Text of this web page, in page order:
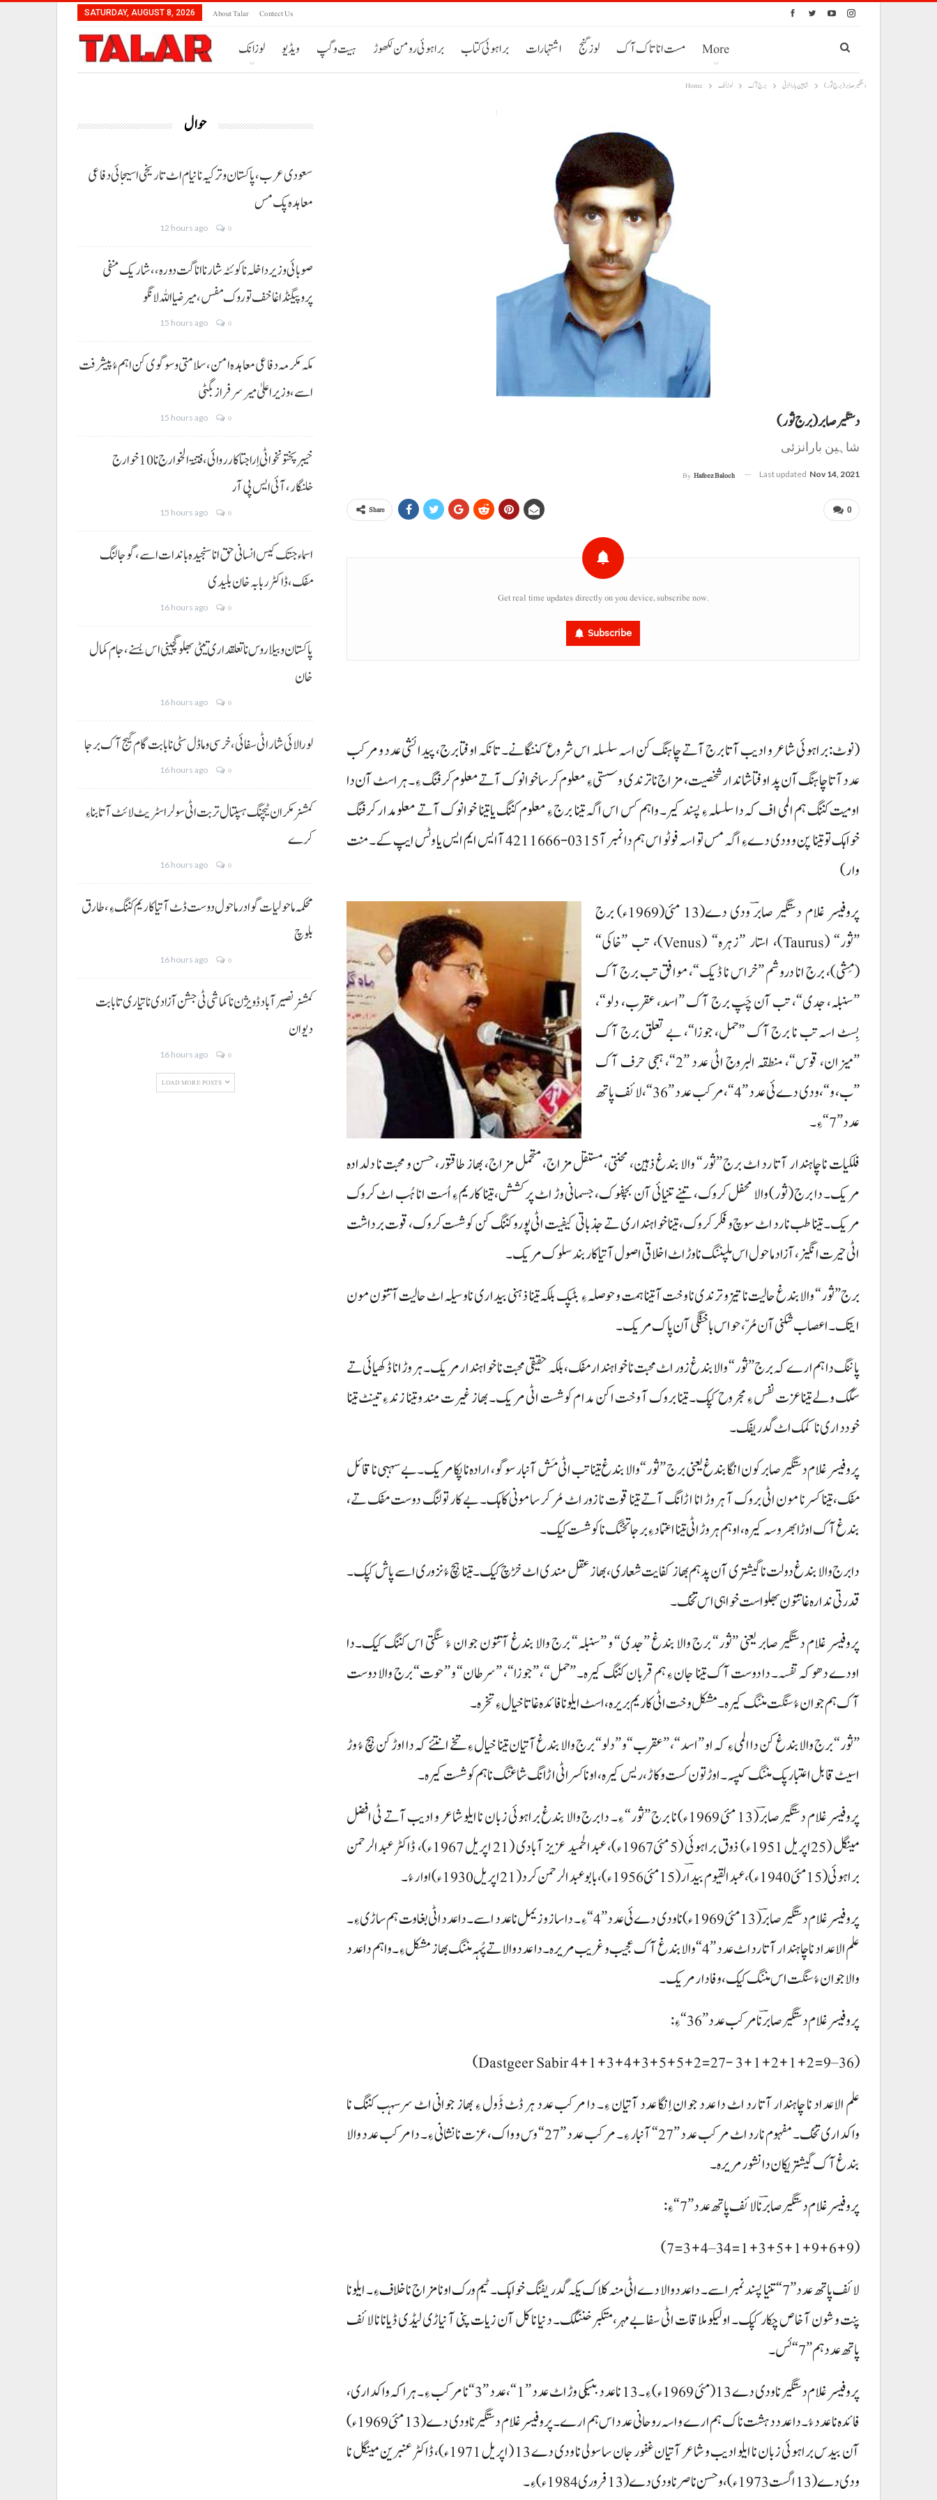
SATURDAY, AUGUST 8, 2026 About Talar Contect Us
لوزانک ویڈیو ہیت و گپ براہوئی رومن لکھوڑ براہوئی کتاب اشتہارات لوز گنج مست انا تاک آک More
Home لوزانک برج آک شاہین بارانزئی دستگیر صابر (برج ثور)
دستگیر صابر (برج ثور)
شاہین بارانزئی
By Hafeez Baloch Last updated Nov 14, 2021
0
Share
Get real time updates directly on you device, subscribe now.
Subscribe
(نوٹ: براہوئی شاعر و ادیب آتا برج آتے چاہنگ کن اسہ سلسلہ اس شروع کننگانے۔ تانکہ اوفتا برج، پیدائشی عدد و مرکب
عدد آتا چاہنگ آن پد اوفتا شاندار شخصیت، مزاج نا ترندی و سستی ءِ معلوم کرسا خوانوک آتے معلوم کرفنگ ءِ۔ ہر اسٹ آن دا
اومیت کننگ ہم المی اف کہ دا سلسلہ ءِ پسند کیر۔ واہم کس اس اگہ تینا برج ءِ معلوم کننگ یا تینا خوانوک آتے معلومدار کرفنگ
خواہک تو تینا پن و ودی دے ءِ اگہ مس تو اسہ فوٹو اس ہم دا نمبر آ 0315-4211666 آ ایس ایم ایس یا وٹس ایپ کے۔ منت
وار)
پروفیسر غلام دستگیر صابرؔ ودی دے(13 مئی(1969ء) برج
”ثور“ (Taurus)، استار ”زہرہ“ (Venus)، تب ”خاکی“
(مِشی)، برج انا دروشم ”خراس نا ڈیک“، موافق تب برج آک
”سنبلہ، جدی“، تب آن چَپ برج آک ”اسد، عقرب، دلو“،
بِسٹ اسہ تب نا برج آک ”حمل، جوزا“، بے تعلق برج آک
”میزان، قوس“، منطقہ البروج اٹی عدد ”2“، ہجی حرف آک
”ب، و“، ودی دے ئی عدد ”4“، مرکب عدد ”36“، لائف پاتھ
عدد ”7“ ءِ۔
فلکیات نا چاہندار آتا رد اٹ برج ”ثور“ والا بندغ ذہین، محنتی، مستقل مزاج، متحمل مزاج، بھاز طاقتور، حسن و محبت نا دلدادہ
مریک۔ دا برج (ثور) والا محفل کروک، تینے تنیائی آن بچفوک، جسمانی وڑ اٹ پرکشش، تینا کاریم ءِ اُست انا ہُب اٹ کروک
مریک۔ تینا طب نا رد اٹ سوچ و فکر کروک، تینا خواہنداری تے جذباتی کیفیت اٹی پورو کننگ کن کوشست کروک، قوت برداشت
اٹی حیرت انگیز، آزاد ماحول اس ملپننگ نا وڑ اٹ اخلاقی اصول آتیا کاربند سلوک مریک۔
برج ”ثور“ والا بندغ حالیت نا تیز و ترندی نا وخت آ تینا ہمت و حوصلہ ءِ بٹپک بلکہ تینا ذہنی بیداری نا وسیلہ اٹ حالیت آتتون مون
ایتک۔ اعصاب شکنی آن مُرّ، حواس باختگی آن پاک مریک۔
پاننگ دا ہم ارے کہ برج ”ثور“ والا بندغ زور اٹ محبت نا خواہندار مفک، بلکہ حقیقی محبت نا خواہندار مریک۔ ہر وڑ انا ڈکھیائی تے
سگک ولے تیناعزت نفس ءِ مجروح کپک۔ تینا بروک آ وخت اکن مدام کوشست اٹی مریک۔ بھاز غیرت مند و تینا زند ءِ تینٹ تینا
خودداری نا کمک اٹ گدریفک۔
پروفیسر غلام دستگیر صابرکون انگا بندغ یعنی برج ”ثور“ والا بندغ تینا تب اٹی مَش آنبار سوگو، ارادہ نا پکا مریک۔ بے سہبی نا قائل
مفک، تینا کسر نا مون اٹی بروک آ ہر وڑ انا اڑانگ آتے تینا قوت نا زور اٹ مُر کرسا مونی کاہک۔ بے کار تولنگ دوست مفک تے،
بندغ آک اوڑا بھروسہ کیرہ، او ہم ہر وڑ اٹی تینا اعتماد ءِ برجا تخنگ نا کوشست کیک۔
دا برج والا بندغ دولت نا گیشتری آن پد ہم بھاز کفایت شعاری، بھاز عقل مندی اٹ خڑچ کیک۔ تینا ہچ ءُ نزوری اسے پاش کپک۔
قدرتی ندارہ غاتتون بھلو است خواہی اس تخک۔
پروفیسر غلام دستگیر صابر یعنی ”ثور“ برج والا بندغ ”جدی“ و ”سنبلہ“ برج والا بندغ آتتون جوان ءُ سنگتی اس کننگ کیک۔دا
اودے دھوکہ تفسہ۔ دا دوست آک تینا جان ءِ ہم قربان کننگ کیرہ۔ ”حمل“، ”جوزا“، ”سرطان“ و ”حوت“ برج والا دوست
آک ہم جوان ءُ سنگت مننگ کیرہ۔ مشکل وخت اٹی کاریم بریرہ، اسٹ ایلو نا فائدہ غاتا خیال ءِ تخرہ۔
”ثور“ برج والا بندغ کن دا المی ءِ کہ او ”اسد“، ”عقرب“ و ”دلو“ برج والا بندغ آتیان تینا خیال ءِ تخے انتئے کہ دا اوڑکن ہچ ءُ وڑ
اسیٹ قابل اعتبار پک مننگ کپسہ۔ اوڑتون کست و کاڑ، ریس کیرہ، اونا کسر اٹی اڑانگ شاغنگ نا ہم کوشست کیرہ۔
پروفیسر غلام دستگیر صابرؔ (13 مئی 1969ء) نا برج ”ثور“ ءِ۔ دا برج والا بندغ براہوئی زبان نا ایلو شاعر و ادیب آتے ٹی افضل
مینگل (25اپریل 1951ء) ذوق براہوئی (5 مئی1967ء)، عبدالحمید عزیز آبادی (21 اپریل 1967ء)، ڈاکٹر عبدالرحمن
براہوئی(15 مئی1940ء)، عبدالقیوم بیدارؔ (15 مئی 1956ء)، بابو عبدالرحمن کرد(21اپریل 1930ء) اوار ءُ۔
پروفیسر غلام دستگیر صابرؔ (13 مئی 1969ء) نا ودی دے ئی عدد ”4“ ءِ۔ دا ساز و زیمل نا عدد اسے۔ دا عدد اٹی بغاوت ہم ساڑی ءِ۔
علم الاعداد نا چاہندار آتا رد اٹ عدد ”4“ والا بندغ آک عجیب و غریب مریرہ۔ دا عدد والا تے پُہہ مننگ بھاز مشکل ءِ۔ واہم دا عدد
والا جوان ءُ سنگت اس مننگ کیک، وفادار مریک۔
پروفیسر غلام دستگیر صابرؔ نا مرکب عدد ”36“ ءِ:
(Dastgeer Sabir 4+1+3+4+3+5+5+2=27- 3+1+2+1+2=9–36)
علم الاعداد نا چاہندار آتا رد اٹ دا عدد جوان اِنگا عدد آتیان ءِ۔ دا مرکب عدد ہر ڈٹ ڈَول ءِ بھاز جوانی اٹ سرسہب کننگ نا
واکداری تخک۔ مفہوم نا رد اٹ مرکب عدد ”27“ آنبار ءِ۔ مرکب عدد ”27“ وس و واک، عزت نا نشانی ءِ۔ دا مرکب عدد والا
بندغ آک گیشتریکان دانشور مریرہ۔
پروفیسر غلام دستگیر صابرؔنا لائف پاتھ عدد ”7“ ءِ:
(1+3+5+1+9+6+9=34–3+4=7)
لائف پاتھ عدد ”7“ تنیا پسند نمبر اسے۔ دا عدد والا دے اٹی منہ کلاک یکہ گدریفنگ خواہک۔ ٹیم ورک اونا مزاج نا خلاف ءِ۔ ایلو نا
پنت و شون آ خاص چکار کپک۔ اولیکو ملاقات اٹی سفا بے مہر، متکبر خننگک۔ دنیا نا کل آن زیات پنی آ نیاڑی لیڈی ڈیانا نا لائف
پاتھ عدد ہم ”7“ ئس۔
پروفیسر غلام دستگیر نا ودی دے 13 (مئی 1969ء) ءِ۔ 13 نا عدد بنیکی وڑ اٹ عدد ”1“، عدد ”3“ نا مرکب ءِ۔ ہراکہ واکداری،
فائدہ نا عدد ءُ۔ دا عدد دہشت ناک ہم ارے و اسہ روحانی عدد اس ہم ارے۔ پروفیسر غلام دستگیر نا ودی دے (13 مئی 1969ء)
آن بیدس براہوئی زبان نا ایلو ادیب و شاعر آتیان غفور جان ساسولی نا ودی دے 13 (اپریل 1971ء)، ڈاکٹر عنبرین مینگل نا
ودی دے (13 اگست 1973ء)، و حسن ناصر نا ودی دے (13 فروری 1984ء) ءِ۔
حوال
سعودی عرب، پاکستان و ترکیہ نا نیام اٹ تاریخی اسیجائی دفاعی
معاہدہ پک مس
12 hours ago 0
صوبائی وزیر داخلہ نا کوئٹہ شار نا اناگت دورہ،، شاریک منفی
پروپیگنڈا غا خف توروک مفس، میر ضیا اللہ لانگو
15 hours ago 0
مکہ مکرمہ دفاعی معاہدہ امن، سلامتی و سوگوی کن اہم ءُ پیشرفت
اسے،وزیراعلیٰ میر سرفراز بگٹی
15 hours ago 0
خیبر پختونخوا ٹی اِرا جتا کارروائی، فتنۃ الخوارج نا 10خوارج
خلنگار،آئی ایس پی آر
15 hours ago 0
اسماء جتک کیس انسانی حق انا سنجیدہ باندات اسے، گوجالنگ
مفک،ڈاکٹر ربابہ خان بلیدی
16 hours ago 0
پاکستان و بیلاروس نا تعلقداری تیٹی بھلو گچینی اس بسنے، جام کمال
خان
16 hours ago 0
لورالائی شار اٹی سفائی، خرسی و ماڈل سٹی نا بابت گام گیج آک برجا
16 hours ago 0
کمشنر مکران ٹیچنگ ہسپتال تربت اٹی سولر اسٹریٹ لائٹ آتا بناءِ
کرے
16 hours ago 0
محکمہ ماحولیات گوادر ماحول دوست ڈٹ آتیا کاریم کننگ ءِ، طارق
بلوچ
16 hours ago 0
کمشنر نصیر آباد ڈویژن نا کماشی ٹی جشن آزادی نا تیاری تا بابت
دیوان
16 hours ago 0
LOAD MORE POSTS